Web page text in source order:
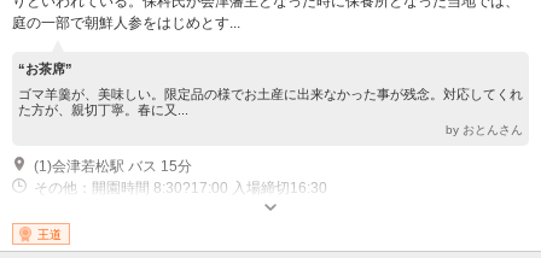
庭の一部で朝鮮人参をはじめとす...
“お茶席”
ゴマ羊羹が、美味しい。限定品の様でお土産に出来なかった事が残念。対応してくれ
た方が、親切丁寧。春に又...
by おとんさん
(1)会津若松駅 バス 15分
その他：開園時間 8:30?17:00 入場締切16:30
王道